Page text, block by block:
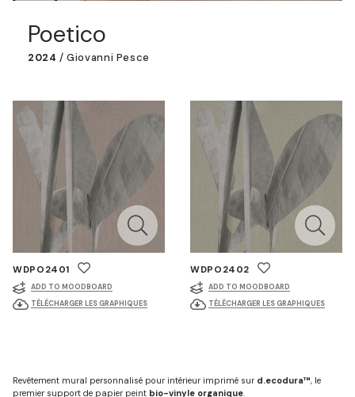
Poetico
2024 / Giovanni Pesce
WDPO2401
ADD TO MOODBOARD
TÉLÉCHARGER LES GRAPHIQUES
WDPO2402
ADD TO MOODBOARD
TÉLÉCHARGER LES GRAPHIQUES
Revêtement mural personnalisé pour intérieur imprimé sur d.ecodura™, le
premier support de papier peint bio-vinyle organique.